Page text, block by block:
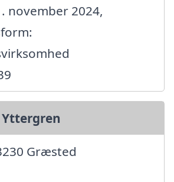
november 2024,
Yttergren
Græsted